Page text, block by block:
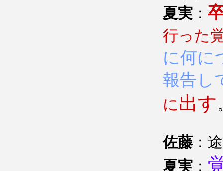
夏実 ：
行った
に何に
報告し
に出す
佐藤：
夏実 ：